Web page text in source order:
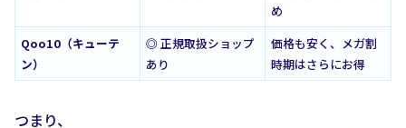
め
Qoo10（キューテ
ン）
◎ 正規取扱ショップ
あり
価格も安く、メガ割
時期はさらにお得
つまり、